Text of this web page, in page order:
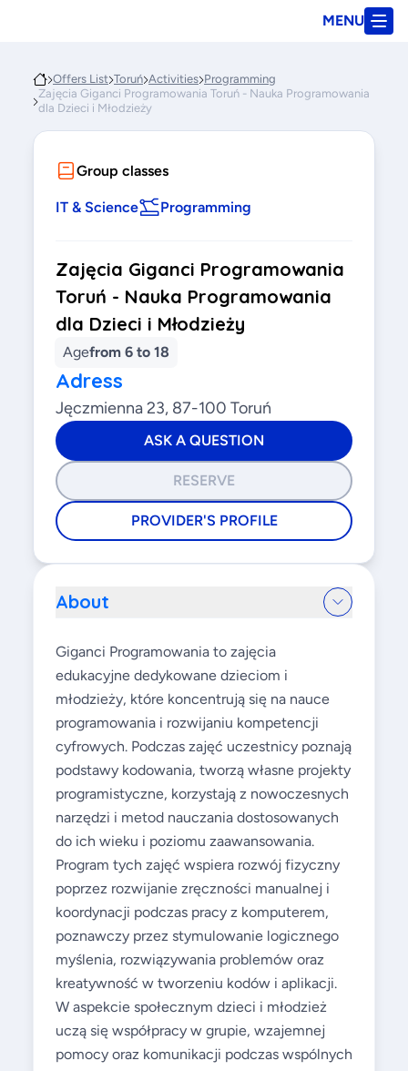
MENU
Offers List Toruń Activities Programming
Zajęcia Giganci Programowania Toruń - Nauka Programowania
dla Dzieci i Młodzieży
Group classes
IT & Science Programming
Zajęcia Giganci Programowania
Toruń - Nauka Programowania
dla Dzieci i Młodzieży
Agefrom 6 to 18
Adress
Jęczmienna 23, 87-100 Toruń
ASK A QUESTION
RESERVE
PROVIDER'S PROFILE
About
Giganci Programowania to zajęcia
edukacyjne dedykowane dzieciom i
młodzieży, które koncentrują się na nauce
programowania i rozwijaniu kompetencji
cyfrowych. Podczas zajęć uczestnicy poznają
podstawy kodowania, tworzą własne projekty
programistyczne, korzystają z nowoczesnych
narzędzi i metod nauczania dostosowanych
do ich wieku i poziomu zaawansowania.
Program tych zajęć wspiera rozwój fizyczny
poprzez rozwijanie zręczności manualnej i
koordynacji podczas pracy z komputerem,
poznawczy przez stymulowanie logicznego
myślenia, rozwiązywania problemów oraz
kreatywność w tworzeniu kodów i aplikacji.
W aspekcie społecznym dzieci i młodzież
uczą się współpracy w grupie, wzajemnej
pomocy oraz komunikacji podczas wspólnych